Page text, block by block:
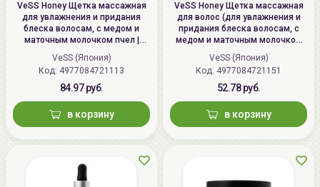
VeSS Honey Щетка массажная
для увлажнения и придания
блеска волосам, с медом и
маточным молочком пчел |
Honey Brush, H-1000
VeSS (Япония)
Код: 4977084721113
84.97 руб.
в корзину
VeSS Honey Щетка массажная
для волос (для увлажнения и
придания блеска волосам, с
медом и маточным молочком
пчел) / VeSS Honey Brush, H-500
VeSS (Япония)
Код: 4977084721151
52.78 руб.
в корзину